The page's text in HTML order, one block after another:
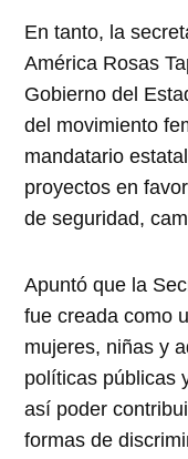
En tanto, la
América Rosas
Gobierno del
del movimiento
mandatario
proyectos en
de seguridad,
Apuntó que la
fue creada como
mujeres, niñas y
políticas públicas
así poder
formas de